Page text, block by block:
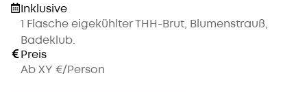
Inklusive
1 Flasche eigekühlter THH-Brut, Blumenstrauß,
Badeklub.
Preis
Ab XY €/Person